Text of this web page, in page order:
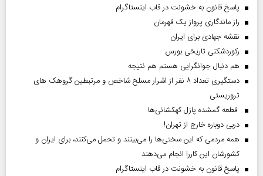
پاسخ قانون به خشونت در قاب اینستاگرام
راز ماندگاری پرواز یک قهرمان
نقشه جهادی برای ایران
رکوردشکنی تاریخی بورس
هم دنبال جوانگرایی هستم هم نتیجه
دستگیری تعداد ۸ نفر از اشرار مسلح شاخص و مرتبطین گروهک های
تروریستی
قطعه گمشده پازل کهکشانی‌ها
دربی دوباره خارج از تهران!
همه مردمی که این سختی‌ها را می‌بینند و تحمل می‌کنند، برای ایران و
کشورشان این کاررا انجام می‌دهند
پاسخ قانون به خشونت در قاب اینستاگرام